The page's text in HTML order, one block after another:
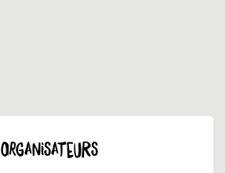
ORGANISATEURS